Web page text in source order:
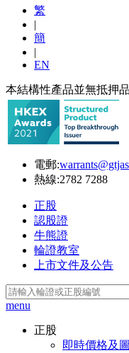
繁
|
簡
|
EN
本結構性產品並無抵押品
電郵:
熱線:2782 7288
正股
認股證
牛熊證
輪證教室
上市文件及公告
menu
正股
即時價格及